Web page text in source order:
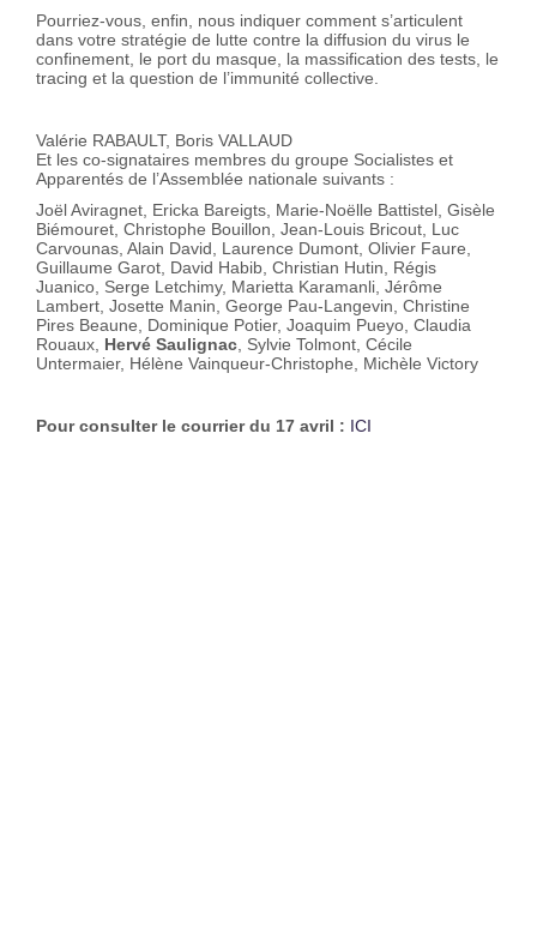
Pourriez-vous, enfin, nous indiquer comment s’articulent
dans votre stratégie de lutte contre la diffusion du virus le
confinement, le port du masque, la massification des tests, le
tracing et la question de l’immunité collective.
Valérie RABAULT, Boris VALLAUD
Et les co-signataires membres du groupe Socialistes et
Apparentés de l’Assemblée nationale suivants :
Joël Aviragnet, Ericka Bareigts, Marie-Noëlle Battistel, Gisèle
Biémouret, Christophe Bouillon, Jean-Louis Bricout, Luc
Carvounas, Alain David, Laurence Dumont, Olivier Faure,
Guillaume Garot, David Habib, Christian Hutin, Régis
Juanico, Serge Letchimy, Marietta Karamanli, Jérôme
Lambert, Josette Manin, George Pau-Langevin, Christine
Pires Beaune, Dominique Potier, Joaquim Pueyo, Claudia
Rouaux, Hervé Saulignac , Sylvie Tolmont, Cécile
Untermaier, Hélène Vainqueur-Christophe, Michèle Victory
Pour consulter le courrier du 17 avril : ICI